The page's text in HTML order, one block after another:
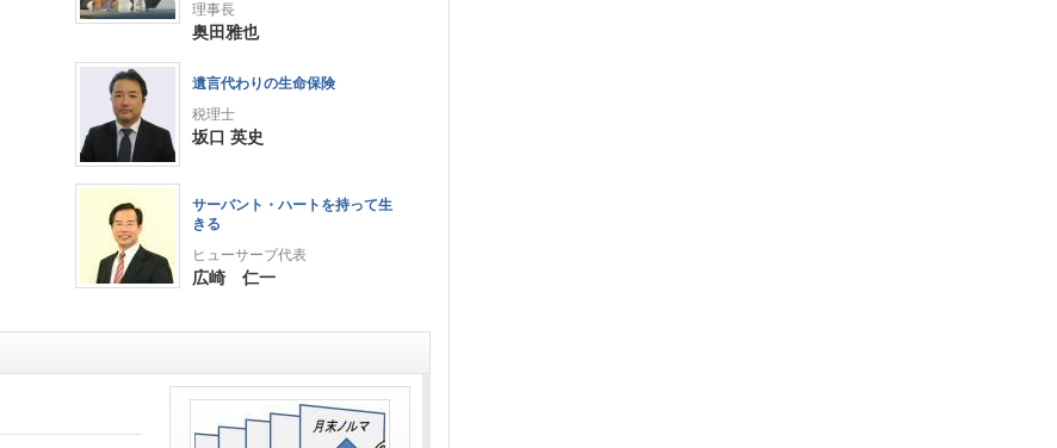
理事長
奥田雅也
遺言代わりの生命保険
税理士
坂口 英史
サーバント・ハートを持って生
きる
ヒューサーブ代表
広崎 仁一